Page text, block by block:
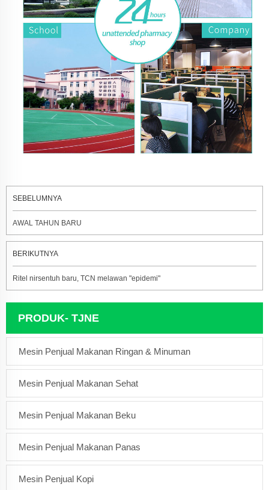
SEBELUMNYA
AWAL TAHUN BARU
BERIKUTNYA
Ritel nirsentuh baru, TCN melawan "epidemi"
PRODUK- TJNE
Mesin Penjual Makanan Ringan & Minuman
Mesin Penjual Makanan Sehat
Mesin Penjual Makanan Beku
Mesin Penjual Makanan Panas
Mesin Penjual Kopi